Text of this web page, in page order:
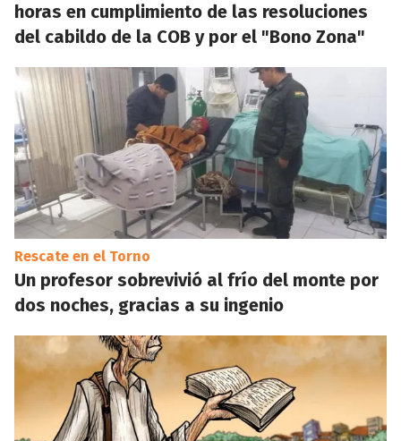
horas en cumplimiento de las resoluciones
del cabildo de la COB y por el "Bono Zona"
Rescate en el Torno
Un profesor sobrevivió al frío del monte por
dos noches, gracias a su ingenio